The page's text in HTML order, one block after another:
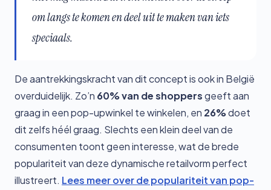
om langs te komen en deel uit te maken van iets
speciaals.
De aantrekkingskracht van dit concept is ook in België
overduidelijk. Zo’n 60% van de shoppersgeeft aan
graag in een pop-upwinkel te winkelen, en 26%doet
dit zelfs héél graag. Slechts een klein deel van de
consumenten toont geen interesse, wat de brede
populariteit van deze dynamische retailvorm perfect
illustreert. Lees meer over de populariteit van pop-